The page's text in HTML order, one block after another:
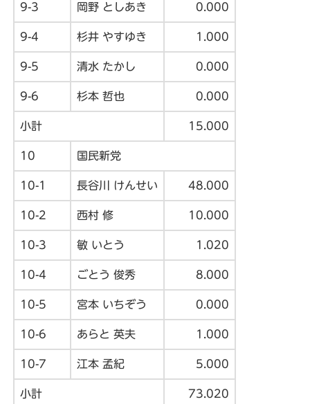
9-3 岡野 としあき 0.000
9-4 杉井 やすゆき 1.000
9-5 清水 たかし 0.000
9-6 杉本 哲也 0.000
小計 15.000
10 国民新党
10-1 長谷川 けんせい 48.000
10-2 西村 修 10.000
10-3 敏 いとう 1.020
10-4 ごとう 俊秀 8.000
10-5 宮本 いちぞう 0.000
10-6 あらと 英夫 1.000
10-7 江本 孟紀 5.000
小計 73.020